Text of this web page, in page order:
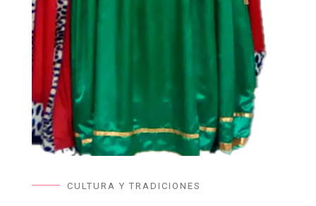
CULTURA Y TRADICIONES